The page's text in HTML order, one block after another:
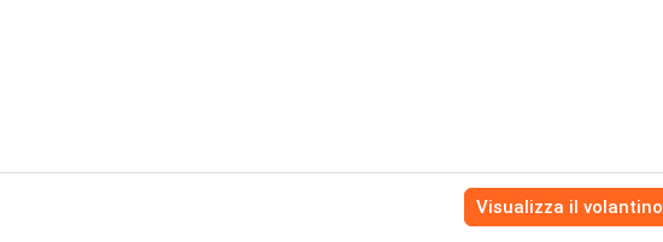
Visualizza il volantino